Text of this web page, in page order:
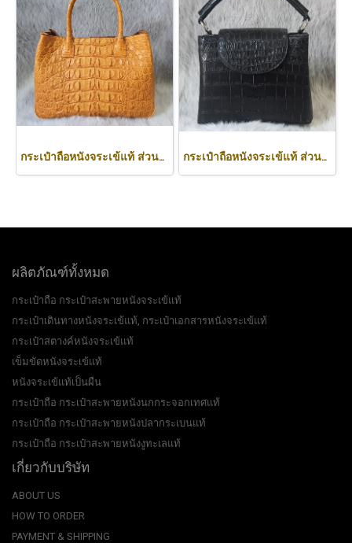
กระเป๋าถือหนังจระเข้แท้ ส่วนหลัง สีน้ำตาลอ่อน (สีแทน) รหัสCODE: CRW0218H-02-BACK-TAN กระเป๋าถือหนังจระเข้แท้ ส่วนท้อง สีดำ รหัส CRW0219H-BL
ผลิตภัณฑ์ทั้งหมด
กระเป๋าถือ กระเป๋าสะพายหนังจระเข้แท้
กระเป๋าเดินทางหนังจระเข้แท้, กระเป๋าเอกสารหนังจระเข้แท้
กระเป๋าสตางค์หนังจระเข้แท้
เข็มขัดหนังจระเข้แท้
หนังจระเข้แท้เป็นผืน
กระเป๋าถือ กระเป๋าสะพายหนังนกกระจอกเทศแท้
กระเป๋าถือ กระเป๋าสะพายหนังปลากระเบนแท้
กระเป๋าถือ กระเป๋าสะพายหนังงูทะเลแท้
เกี่ยวกับบริษัท
ABOUT US
HOW TO ORDER
PAYMENT & SHIPPING